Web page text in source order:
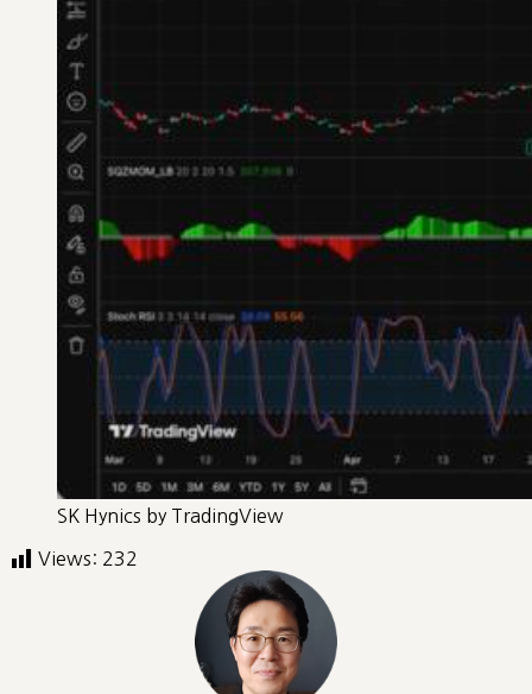
SK Hynics by TradingView
Views: 232